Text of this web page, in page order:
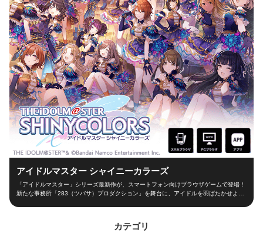
アイドルマスター シャイニーカラーズ
「アイドルマスター」シリーズ最新作が、スマートフォン向けブラウザゲームで登場！
新たな事務所「283（ツバサ）プロダクション」を舞台に、アイドルを羽ばたかせよ
て、レッスンやお仕事、オーディションなどの行動を選択！限られた期間の中でアイド
カテゴリ